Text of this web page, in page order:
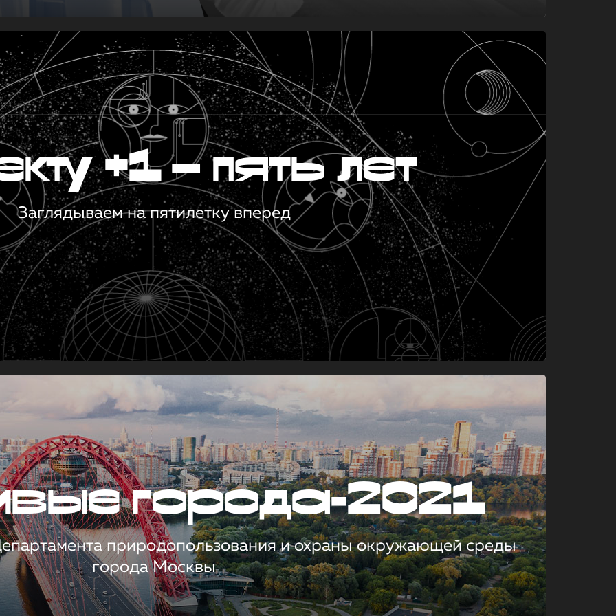
+1 — пять лет
Заглядываем на пятилетку вперед
города-2021
природопользования и охраны окружающей среды
города Москвы